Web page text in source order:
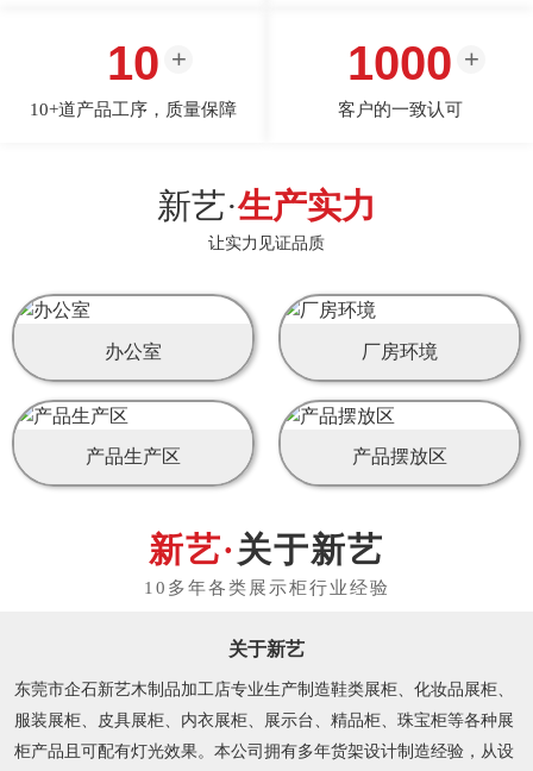
10
10+道产品工序，质量保障
1000
客户的一致认可
新艺·生产实力
让实力见证品质
办公室 厂房环境
产品生产区 产品摆放区
关于新艺
关于新艺
东莞市企石新艺木制品加工店专业生产制造鞋类展柜、化妆品展柜、
服装展柜、皮具展柜、内衣展柜、展示台、精品柜、珠宝柜等各种展
柜产品且可配有灯光效果。本公司拥有多年货架设计制造经验，从设